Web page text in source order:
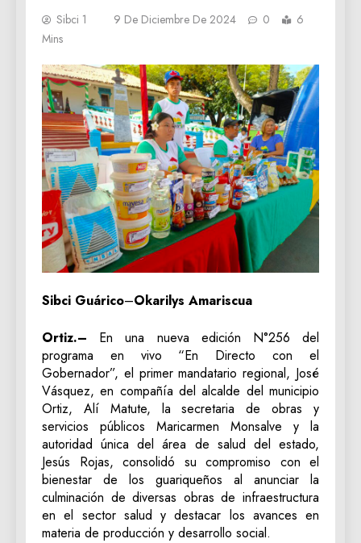
Sibci 1 9 De Diciembre De 2024 0
6
Mins
Sibci Guárico–Okarilys Amariscua
Ortiz.– En una nueva edición N°256 del
programa en vivo “En Directo con el
Gobernador”, el primer mandatario regional, José
Vásquez, en compañía del alcalde del municipio
Ortiz, Alí Matute, la secretaria de obras y
servicios públicos Maricarmen Monsalve y la
autoridad única del área de salud del estado,
Jesús Rojas, consolidó su compromiso con el
bienestar de los guariqueños al anunciar la
culminación de diversas obras de infraestructura
en el sector salud y destacar los avances en
materia de producción y desarrollo social.